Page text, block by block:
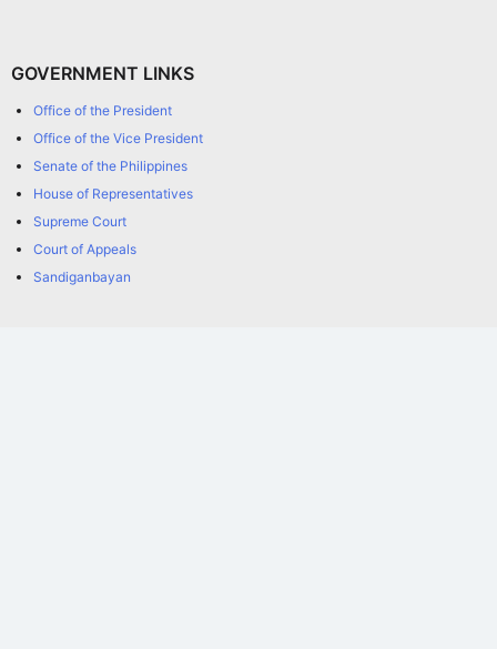
GOVERNMENT LINKS
Office of the President
Office of the Vice President
Senate of the Philippines
House of Representatives
Supreme Court
Court of Appeals
Sandiganbayan